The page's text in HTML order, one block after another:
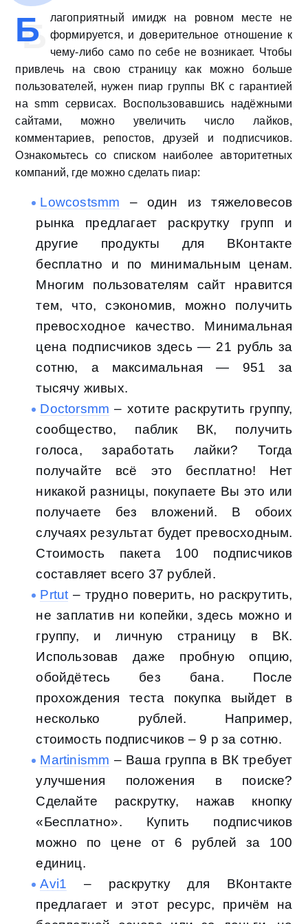
Б
лагоприятный имидж на ровном месте не
формируется, и доверительное отношение к
чему-либо само по себе не возникает. Чтобы
привлечь на свою страницу как можно больше
пользователей, нужен пиар группы ВК с гарантией
на smm сервисах. Воспользовавшись надёжными
сайтами, можно увеличить число лайков,
комментариев, репостов, друзей и подписчиков.
Ознакомьтесь со списком наиболее авторитетных
компаний, где можно сделать пиар:
Lowcostsmm – один из тяжеловесов
рынка предлагает раскрутку групп и
другие продукты для ВКонтакте
бесплатно и по минимальным ценам.
Многим пользователям сайт нравится
тем, что, сэкономив, можно получить
превосходное качество. Минимальная
цена подписчиков здесь — 21 рубль за
сотню, а максимальная — 951 за
тысячу живых.
Doctorsmm – хотите раскрутить группу,
сообщество, паблик ВК, получить
голоса, заработать лайки? Тогда
получайте всё это бесплатно! Нет
никакой разницы, покупаете Вы это или
получаете без вложений. В обоих
случаях результат будет превосходным.
Стоимость пакета 100 подписчиков
составляет всего 37 рублей.
Prtut– трудно поверить, но раскрутить,
не заплатив ни копейки, здесь можно и
группу, и личную страницу в ВК.
Использовав даже пробную опцию,
обойдётесь без бана. После
прохождения теста покупка выйдет в
несколько рублей. Например,
стоимость подписчиков – 9 р за сотню.
Martinismm – Ваша группа в ВК требует
улучшения положения в поиске?
Сделайте раскрутку, нажав кнопку
«Бесплатно». Купить подписчиков
можно по цене от 6 рублей за 100
единиц.
Аvi1 – раскрутку для ВКонтакте
предлагает и этот ресурс, причём на